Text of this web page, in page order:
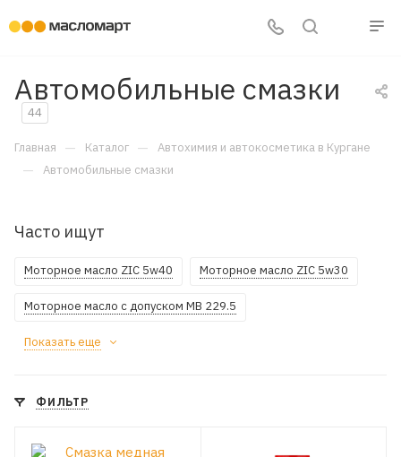
Автомобильные смазки
44
Главная — Каталог — Автохимия и автокосметика в Кургане
— Автомобильные смазки
Часто ищут
Моторное масло ZIC 5w40 Моторное масло ZIC 5w30
Моторное масло с допуском MB 229.5
Показать еще
ФИЛЬТР